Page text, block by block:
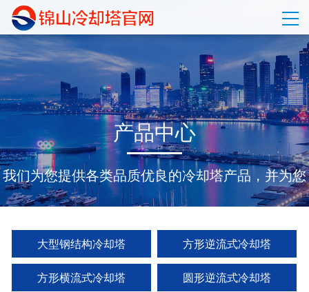
产品中心
我们为您提供各类品质优良的冷却塔产品，并为您
量身定制配套的整体设计和方案。
大型钢结构冷却塔 方形逆流式冷却塔
方形横流式冷却塔 圆形逆流式冷却塔